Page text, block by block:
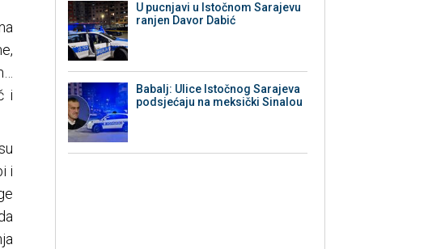
i
i
U pucnjavi u Istočnom Sarajevu
ranjen Davor Dabić
Babalj: Ulice Istočnog Sarajeva
podsjećaju na meksički Sinalou